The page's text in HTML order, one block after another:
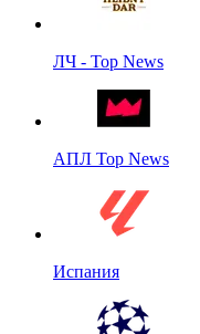
ЛЧ - Top News
АПЛ Top News
Испания